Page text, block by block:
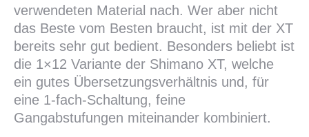
verwendeten Material nach. Wer aber nicht
das Beste vom Besten braucht, ist mit der XT
bereits sehr gut bedient. Besonders beliebt ist
die 1×12 Variante der Shimano XT, welche
ein gutes Übersetzungsverhältnis und, für
eine 1-fach-Schaltung, feine
Gangabstufungen miteinander kombiniert.